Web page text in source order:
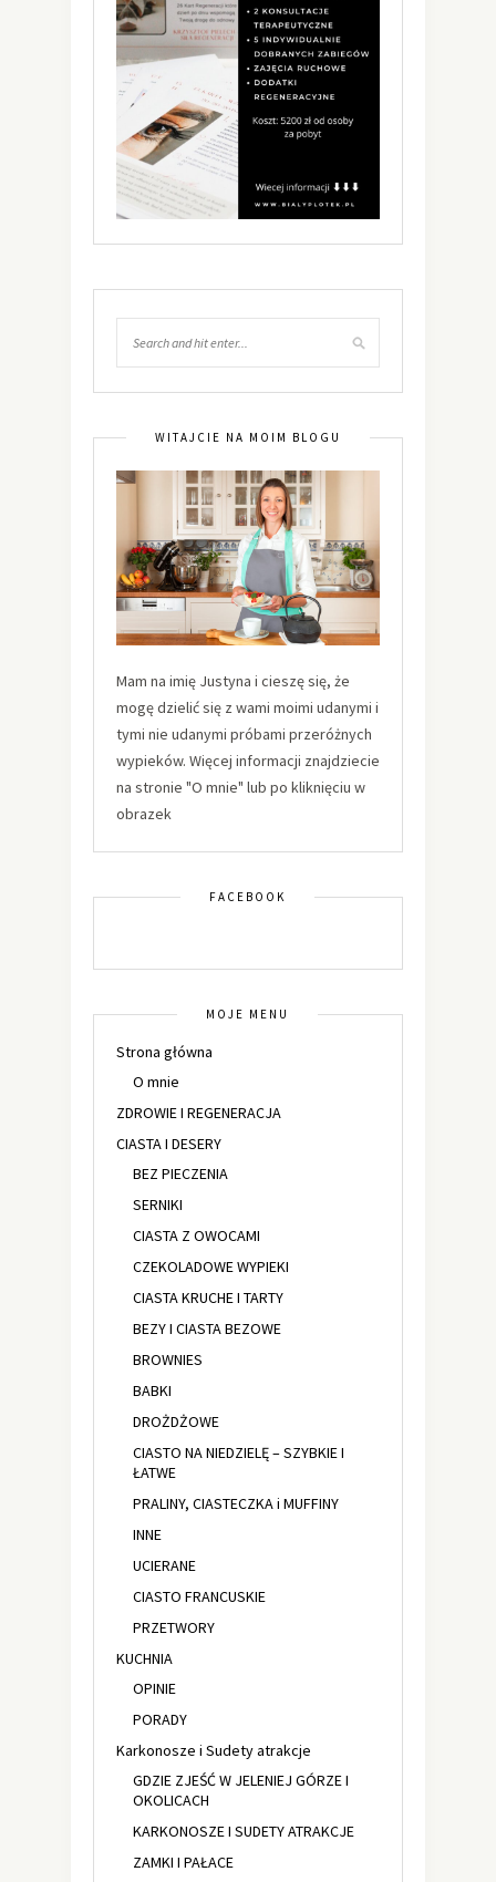
WITAJCIE NA MOIM BLOGU
Mam na imię Justyna i cieszę się, że
mogę dzielić się z wami moimi udanymi i
tymi nie udanymi próbami przeróżnych
wypieków. Więcej informacji znajdziecie
na stronie "O mnie" lub po kliknięciu w
obrazek
FACEBOOK
MOJE MENU
Strona główna
O mnie
ZDROWIE I REGENERACJA
CIASTA I DESERY
BEZ PIECZENIA
SERNIKI
CIASTA Z OWOCAMI
CZEKOLADOWE WYPIEKI
CIASTA KRUCHE I TARTY
BEZY I CIASTA BEZOWE
BROWNIES
BABKI
DROŻDŻOWE
CIASTO NA NIEDZIELĘ – SZYBKIE I
ŁATWE
PRALINY, CIASTECZKA i MUFFINY
INNE
UCIERANE
CIASTO FRANCUSKIE
PRZETWORY
KUCHNIA
OPINIE
PORADY
Karkonosze i Sudety atrakcje
GDZIE ZJEŚĆ W JELENIEJ GÓRZE I
OKOLICACH
KARKONOSZE I SUDETY ATRAKCJE
ZAMKI I PAŁACE